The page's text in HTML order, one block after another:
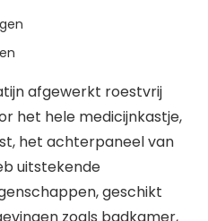
afgewerkt roestvrij
het hele medicijnkastje,
het achterpaneel van
uitstekende
geschikt
zoals badkamer,